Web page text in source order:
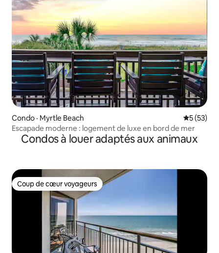
Condo · Myrtle Beach Note
5 (53)
Escapade moderne : logement de luxe en bord de mer
Condos à louer adaptés aux animaux
Coup de cœur voyageurs
Coup de cœur voyageurs